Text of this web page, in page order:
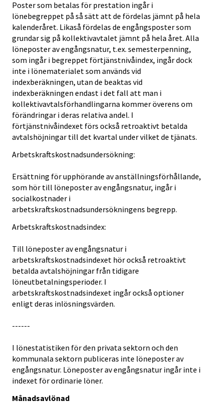
Poster som betalas för prestation ingår i
lönebegreppet på så sätt att de fördelas jämnt på hela
kalenderåret. Likaså fördelas de engångsposter som
grundar sig på kollektivavtalet jämnt på hela året. Alla
löneposter av engångsnatur, t.ex. semesterpenning,
som ingår i begreppet förtjänstnivåindex, ingår dock
inte i lönematerialet som används vid
indexberäkningen, utan de beaktas vid
indexberäkningen endast i det fall att man i
kollektivavtalsförhandlingarna kommer överens om
förändringar i deras relativa andel. I
förtjänstnivåindexet förs också retroaktivt betalda
avtalshöjningar till det kvartal under vilket de tjänats.
Arbetskraftskostnadsundersökning:
Ersättning för upphörande av anställningsförhållande,
som hör till löneposter av engångsnatur, ingår i
socialkostnader i
arbetskraftskostnadsundersökningens begrepp.
Arbetskraftskostnadsindex:
Till löneposter av engångsnatur i
arbetskraftskostnadsindexet hör också retroaktivt
betalda avtalshöjningar från tidigare
löneutbetalningsperioder. I
arbetskraftskostnadsindexet ingår också optioner
enligt deras inlösningsvärden.
------
I lönestatistiken för den privata sektorn och den
kommunala sektorn publiceras inte löneposter av
engångsnatur. Löneposter av engångsnatur ingår inte i
indexet för ordinarie löner.
Månadsavlönad